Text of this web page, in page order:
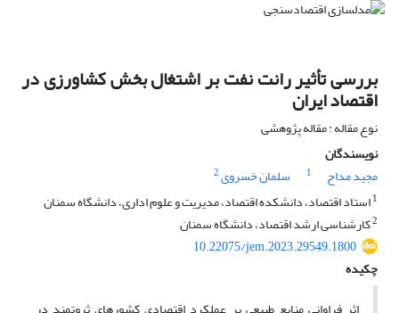
بررسی تأثیر رانت نفت بر اشتغال بخش کشاورزی در
اقتصاد ایران
نوع مقاله : مقاله پژوهشی
نویسندگان
مجید مداح
1 سلمان خسروی2
1استاد اقتصاد، دانشکده اقتصاد، مدیریت و علوم اداری، دانشگاه سمنان
2کارشناسی ارشد اقتصاد، دانشگاه سمنان
10.22075/jem.2023.29549.1800
چکیده